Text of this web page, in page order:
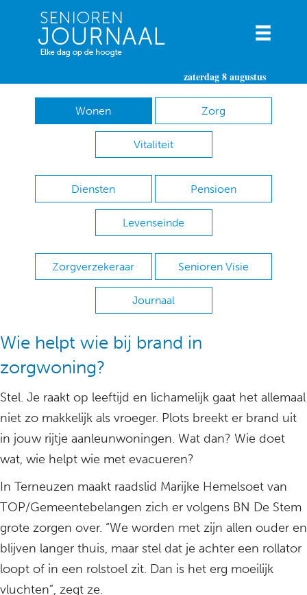
zaterdag 8 augustus
Wonen Zorg
Vitaliteit
Diensten Pensioen
Levenseinde
Zorgverzekeraar Senioren Visie
Journaal
Wie helpt wie bij brand in
zorgwoning?
Stel. Je raakt op leeftijd en lichamelijk gaat het allemaal
niet zo makkelijk als vroeger. Plots breekt er brand uit
in jouw rijtje aanleunwoningen. Wat dan? Wie doet
wat, wie helpt wie met evacueren?
In Terneuzen maakt raadslid Marijke Hemelsoet van
TOP/Gemeentebelangen zich er volgens BN De Stem
grote zorgen over. “We worden met zijn allen ouder en
blijven langer thuis, maar stel dat je achter een rollator
loopt of in een rolstoel zit. Dan is het erg moeilijk
vluchten”, zegt ze.